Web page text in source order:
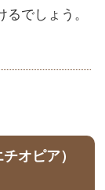
でしょう。
オピア）